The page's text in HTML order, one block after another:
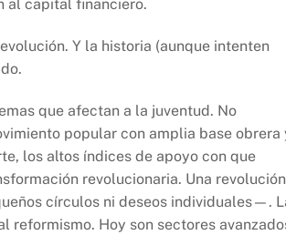
al capital financiero.
Y la historia (aunque intenten
que afectan a la juventud. No
popular con amplia base obrera
los altos índices de apoyo con que
revolucionaria. Una
círculos ni deseos individuales—.
reformismo. Hoy son sectores